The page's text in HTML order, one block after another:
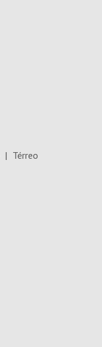
| Térreo